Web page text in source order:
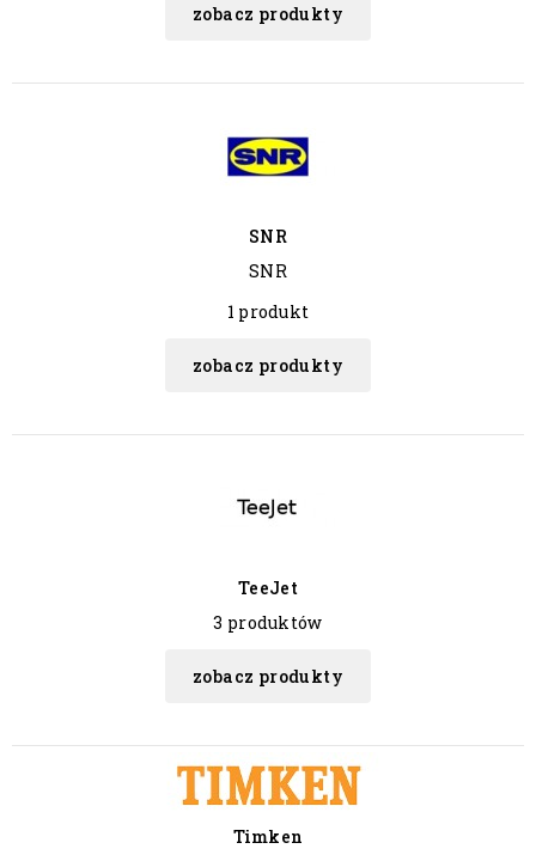
zobacz produkty
SNR
SNR
1 produkt
zobacz produkty
TeeJet
3 produktów
zobacz produkty
Timken